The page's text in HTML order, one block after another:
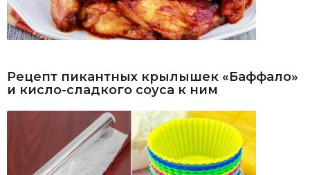
Рецепт пикантных крылышек «Баффало»
и кисло-сладкого соуса к ним